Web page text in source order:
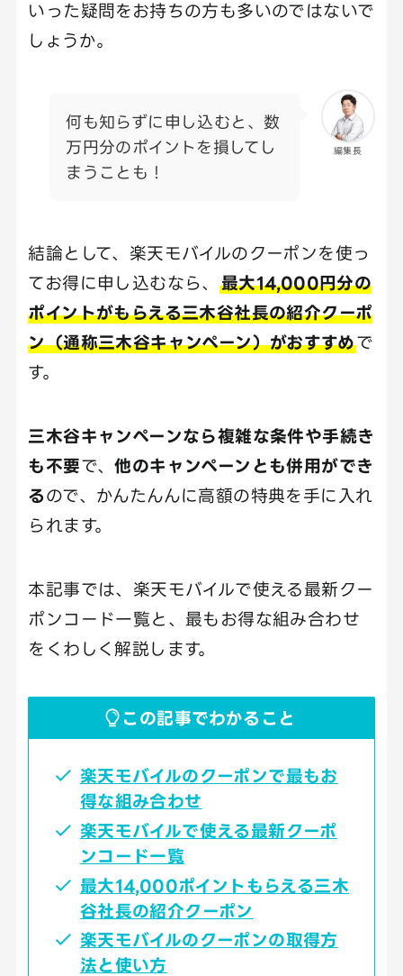
いった疑問をお持ちの方も多いのではないで
しょうか。
編集長
何も知らずに申し込むと、数
万円分のポイントを損してし
まうことも！
結論として、楽天モバイルのクーポンを使っ
てお得に申し込むなら、 最大14,000円分の
ポイントがもらえる三木谷社長の紹介クーポ
ン（通称三木谷キャンペーン）がおすすめで
す。
三木谷キャンペーンなら複雑な条件や手続き
も不要で、他のキャンペーンとも併用ができ
るので、かんたんんに高額の特典を手に入れ
られます。
本記事では、楽天モバイルで使える最新クー
ポンコード一覧と、最もお得な組み合わせ
をくわしく解説します。
この記事でわかること
楽天モバイルのクーポンで最もお
得な組み合わせ
楽天モバイルで使える最新クーポ
ンコード一覧
最大14,000ポイントもらえる三木
谷社長の紹介クーポン
楽天モバイルのクーポンの取得方
法と使い方